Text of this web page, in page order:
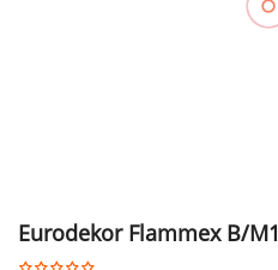
Eurodekor Flammex B/M1